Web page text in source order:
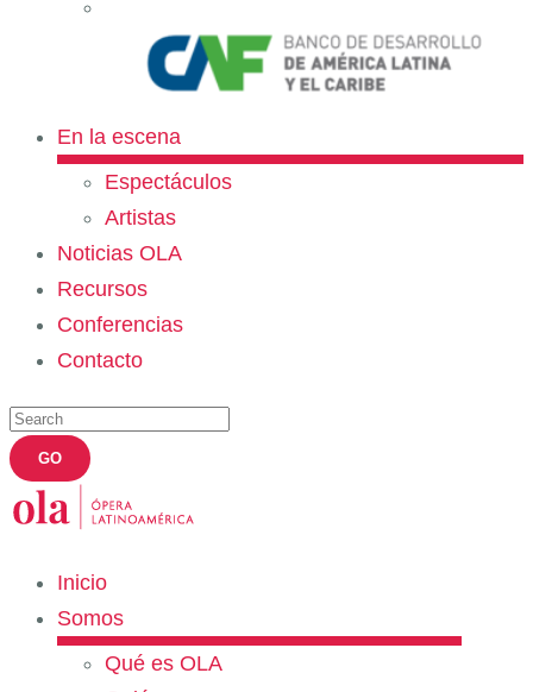
En la escena
Espectáculos
Artistas
Noticias OLA
Recursos
Conferencias
Contacto
Inicio
Somos
Qué es OLA